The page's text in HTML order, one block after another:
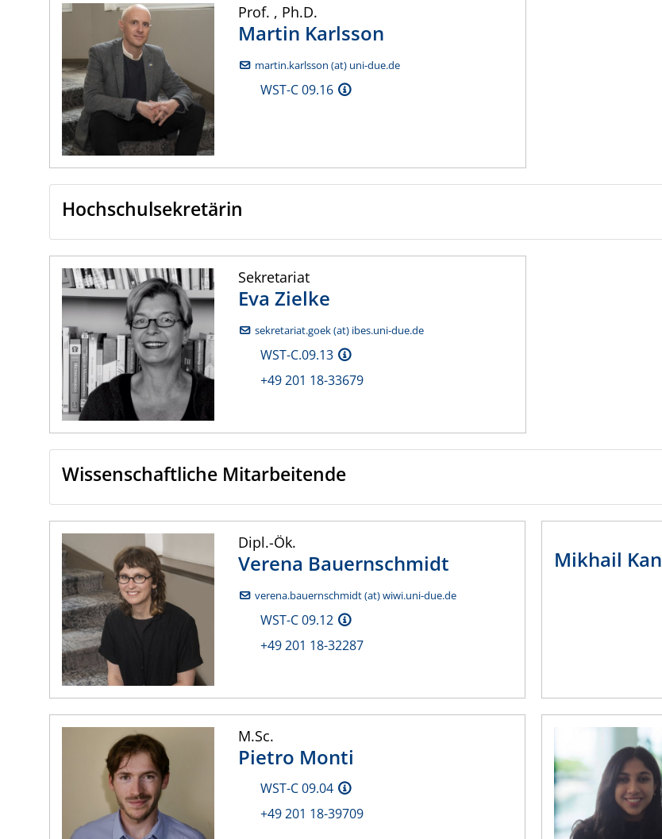
Prof. , Ph.D.
Martin Karlsson
martin.karlsson (at) uni-due.de
WST-C 09.16
Hochschulsekretärin
Sekretariat
Eva Zielke
sekretariat.goek (at) ibes.uni-due.de
WST-C.09.13
+49 201 18-33679
Wissenschaftliche Mitarbeitende
Dipl.-Ök.
Verena Bauernschmidt
verena.bauernschmidt (at) wiwi.uni-due.de
WST-C 09.12
+49 201 18-32287
Mikhail Kan
M.Sc.
Pietro Monti
WST-C 09.04
+49 201 18-39709